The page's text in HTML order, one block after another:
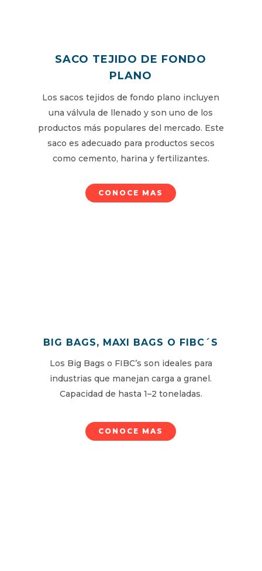
SACO TEJIDO DE FONDO
PLANO
Los sacos tejidos de fondo plano incluyen
una válvula de llenado y son uno de los
productos más populares del mercado. Este
saco es adecuado para productos secos
como cemento, harina y fertilizantes.
CONOCE MAS
BIG BAGS, MAXI BAGS O FIBC´S
Los Big Bags o FIBC’s son ideales para
industrias que manejan carga a granel.
Capacidad de hasta 1–2 toneladas.
CONOCE MAS